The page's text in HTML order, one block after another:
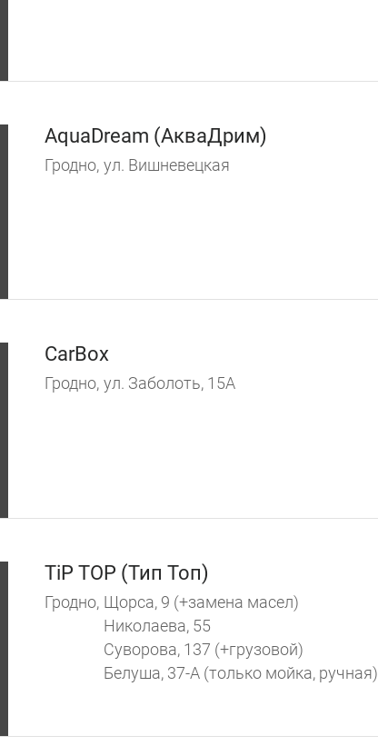
AquaDream (АкваДрим)
Гродно, ул. Вишневецкая
CarBox
Гродно, ул. Заболоть, 15А
TiP TOP (Тип Топ)
Гродно, Щорса, 9 (+замена масел)
Николаева, 55
Суворова, 137 (+грузовой)
Белуша, 37-А (только мойка, ручная)